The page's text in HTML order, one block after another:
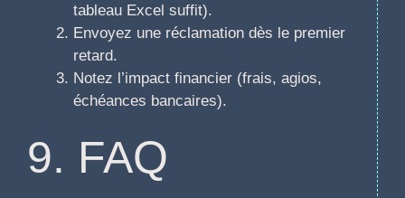
tableau Excel suffit).
Envoyez une réclamation dès le premier
retard.
Notez l’impact financier (frais, agios,
échéances bancaires).
9. FAQ